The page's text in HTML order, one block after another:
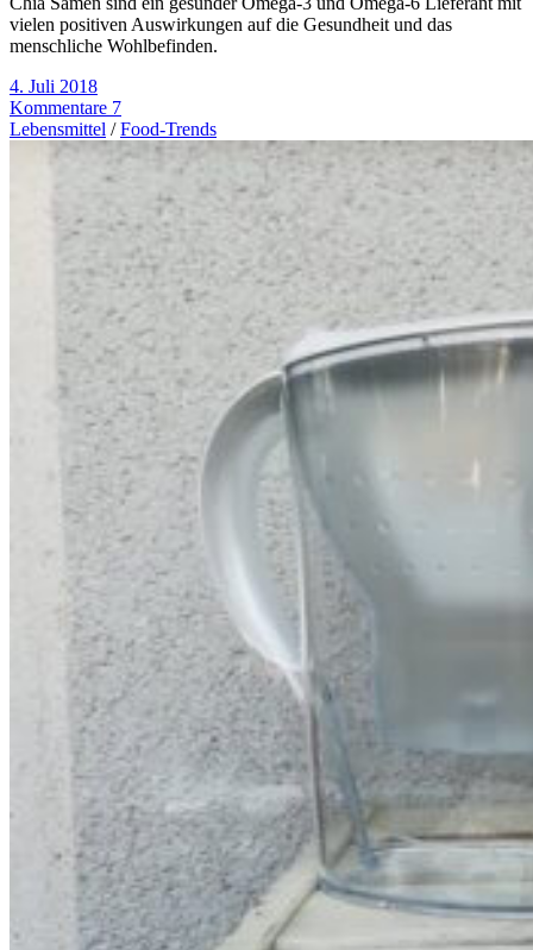
vielen positiven Auswirkungen auf die Gesundheit und das
menschliche Wohlbefinden.
4. Juli 2018
Kommentare 7
Lebensmittel /Food-Trends